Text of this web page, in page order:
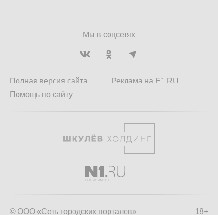
Мы в соцсетях
Полная версия сайта
Помощь по сайту
Реклама на E1.RU
18+
© ООО «Сеть городских порталов»